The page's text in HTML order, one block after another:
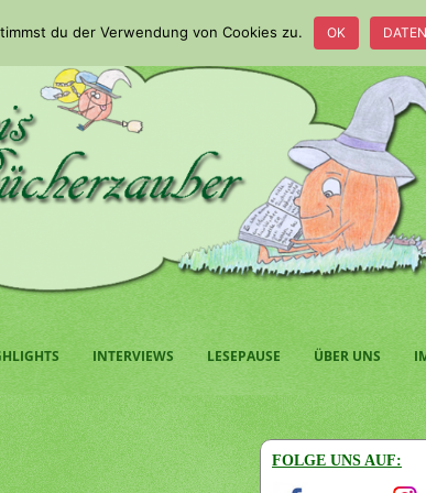
INTERVIEWS LESEPAUSE ÜBER UNS
FOLGE UNS AUF:
du der Verwendung von Cookies zu. OK